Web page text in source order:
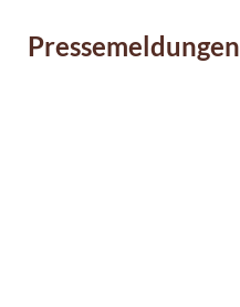
Pressemeldungen